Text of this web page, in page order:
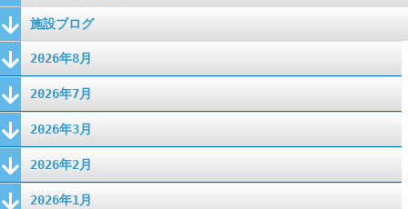
施設ブログ
2026年8月
2026年7月
2026年3月
2026年2月
2026年1月